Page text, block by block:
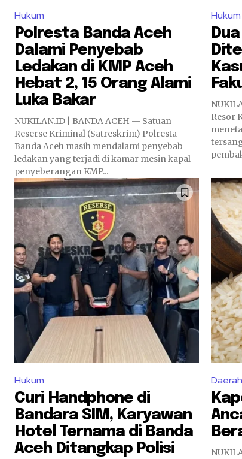
Hukum
Polresta Banda Aceh
Dalami Penyebab
Ledakan di KMP Aceh
Hebat 2, 15 Orang Alami
Luka Bakar
NUKILAN.ID | BANDA ACEH — Satuan
Reserse Kriminal (Satreskrim) Polresta
Banda Aceh masih mendalami penyebab
ledakan yang terjadi di kamar mesin kapal
penyeberangan KMP...
Hukum
Resor
Hukum
Curi Handphone di
Bandara SIM, Karyawan
Hotel Ternama di Banda
Aceh Ditangkap Polisi
Daerah